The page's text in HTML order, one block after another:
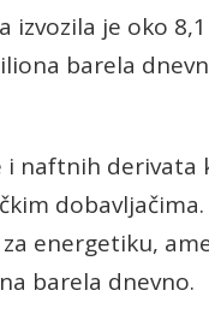
izvozila je oko
barela
naftnih derivata
energetiku,
barela dnevno.